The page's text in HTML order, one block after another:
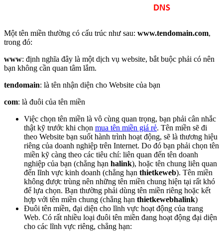
Một tên miền thường có cấu trúc như sau: www.tendomain.com,
trong đó:
www: định nghĩa đây là một dịch vụ website, bắt buộc phải có nên
bạn không cần quan tâm lắm.
tendomain: là tên nhận diện cho Website của bạn
com: là đuôi của tên miền
Việc chọn tên miền là vô cùng quan trọng, bạn phải cân nhắc
thật kỹ trước khi chọn mua tên miền giá rẻ. Tên miền sẽ đi
theo Website bạn suốt hành trình hoạt động, sẽ là thương hiệu
riêng của doanh nghiệp trên Internet. Do đó bạn phải chọn tên
miền kỹ càng theo các tiêu chí: liên quan đến tên doanh
nghiệp của bạn (chẳng hạn halink), hoặc tên chung liên quan
đến lĩnh vực kinh doanh (chẳng hạn thietkeweb). Tên miền
không được trùng nên những tên miền chung hiện tại rất khó
để lựa chọn. Bạn thường phải dùng tên miền riêng hoặc kết
hợp với tên miền chung (chẳng hạn thietkewebhalink)
Đuôi tên miền, đại diện cho lĩnh vực hoạt động của trang
Web. Có rất nhiều loại đuôi tên miền đang hoạt động đại diện
cho các lĩnh vực riêng, chẳng hạn: